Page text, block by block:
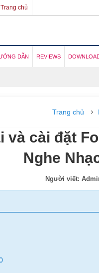
Trang chủ
DẪN REVIEWS
Trang chủ
cài đặt
Nghe
Người viết: